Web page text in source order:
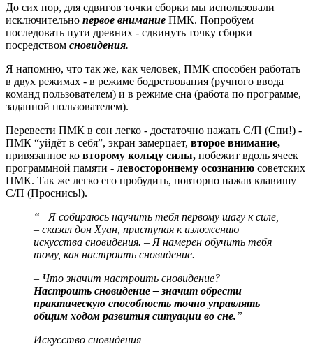
До сих пор, для сдвигов точки сборки мы использовали
исключительно первое внимание ПМК. Попробуем
последовать пути древних - сдвинуть точку сборки
посредством сновидения.
Я напомню, что так же, как человек, ПМК способен работать
в двух режимах - в режиме бодрствования (ручного ввода
команд пользователем) и в режиме сна (работа по программе,
заданной пользователем).
Перевести ПМК в сон легко - достаточно нажать С/П (Спи!) -
ПМК “уйдёт в себя”, экран замерцает, второе внимание,
привязанное ко второму кольцу силы, побежит вдоль ячеек
программной памяти - левостороннему осознанию советских
ПМК. Так же легко его пробудить, повторно нажав клавишу
С/П (Проснись!).
“– Я собираюсь научить тебя первому шагу к силе,
– сказал дон Хуан, приступая к изложению
искусства сновидения. – Я намерен обучить тебя
тому, как настроить сновидение.
– Что значит настроить сновидение?
Настроить сновидение – значит обрести
практическую способность точно управлять
общим ходом развития ситуации во сне.”
Искусство сновидения